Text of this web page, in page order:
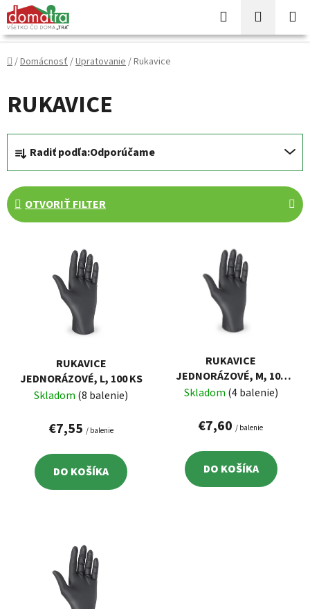
Prejsť
na
obsah
Hľadať
KOŠÍK
Domov
/Domácnosť/Upratovanie/Rukavice
RUKAVICE
R
d
e
n
Radiť podľa:Odporúčame
OTVORIŤ FILTER
RUKAVICE
JEDNORÁZOVÉ, L, 100 KS
Skladom (8 balenie)
€7,55 / balenie
DO KOŠÍKA
RUKAVICE
JEDNORÁZOVÉ, M, 100
KS
Skladom (4 balenie)
€7,60 / balenie
DO KOŠÍKA